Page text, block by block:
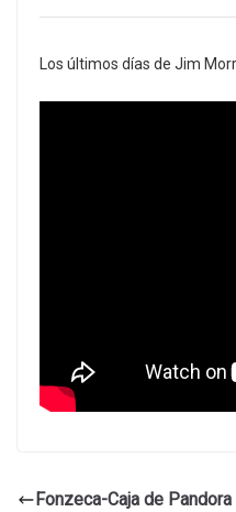
Los últimos días de Jim
Fonzeca-Caja de